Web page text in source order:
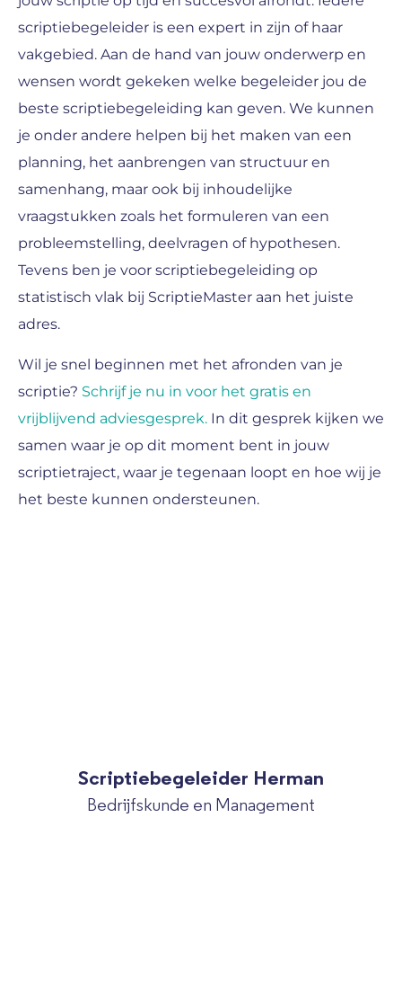
scriptiebegeleider is een expert in zijn of haar
vakgebied. Aan de hand van jouw onderwerp en
wensen wordt gekeken welke begeleider jou de
beste scriptiebegeleiding kan geven. We kunnen
je onder andere helpen bij het maken van een
planning, het aanbrengen van structuur en
samenhang, maar ook bij inhoudelijke
vraagstukken zoals het formuleren van een
probleemstelling, deelvragen of hypothesen.
Tevens ben je voor scriptiebegeleiding op
statistisch vlak bij ScriptieMaster aan het juiste
adres.
Wil je snel beginnen met het afronden van je
scriptie? Schrijf je nu in voor het gratis en
vrijblijvend adviesgesprek. In dit gesprek kijken we
samen waar je op dit moment bent in jouw
scriptietraject, waar je tegenaan loopt en hoe wij je
het beste kunnen ondersteunen.
Scriptiebegeleider Herman
Bedrijfskunde en Management